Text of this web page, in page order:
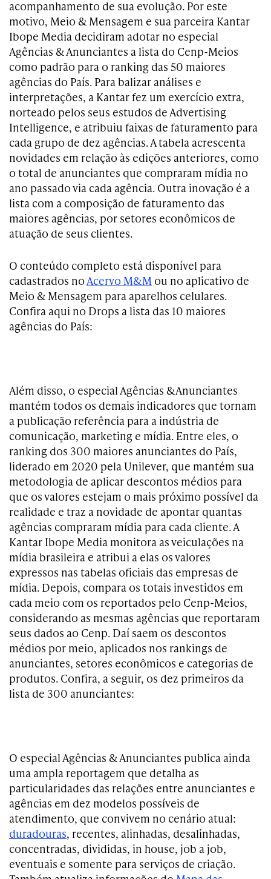
acompanhamento de sua evolução. Por este
motivo, Meio & Mensagem e sua parceira Kantar
Ibope Media decidiram adotar no especial
Agências & Anunciantes a lista do Cenp-Meios
como padrão para o ranking das 50 maiores
agências do País. Para balizar análises e
interpretações, a Kantar fez um exercício extra,
norteado pelos seus estudos de Advertising
Intelligence, e atribuiu faixas de faturamento para
cada grupo de dez agências. A tabela acrescenta
novidades em relação às edições anteriores, como
o total de anunciantes que compraram mídia no
ano passado via cada agência. Outra inovação é a
lista com a composição de faturamento das
maiores agências, por setores econômicos de
atuação de seus clientes.
O conteúdo completo está disponível para
cadastrados noAcervo M&M ou no aplicativo de
Meio & Mensagem para aparelhos celulares.
Confira aqui no Drops a lista das 10 maiores
agências do País:
Além disso, o especial Agências &Anunciantes
mantém todos os demais indicadores que tornam
a publicação referência para a indústria de
comunicação, marketing e mídia. Entre eles, o
ranking dos 300 maiores anunciantes do País,
liderado em 2020 pela Unilever, que mantém sua
metodologia de aplicar descontos médios para
que os valores estejam o mais próximo possível da
realidade e traz a novidade de apontar quantas
agências compraram mídia para cada cliente. A
Kantar Ibope Media monitora as veiculações na
mídia brasileira e atribui a elas os valores
expressos nas tabelas oficiais das empresas de
mídia. Depois, compara os totais investidos em
cada meio com os reportados pelo Cenp-Meios,
considerando as mesmas agências que reportaram
seus dados ao Cenp. Daí saem os descontos
médios por meio, aplicados nos rankings de
anunciantes, setores econômicos e categorias de
produtos. Confira, a seguir, os dez primeiros da
lista de 300 anunciantes:
O especial Agências & Anunciantes publica ainda
uma ampla reportagem que detalha as
particularidades das relações entre anunciantes e
agências em dez modelos possíveis de
atendimento, que convivem no cenário atual:
duradouras, recentes, alinhadas, desalinhadas,
concentradas, divididas, in house, job a job,
eventuais e somente para serviços de criação.